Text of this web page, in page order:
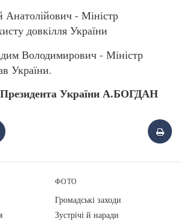
- Міністр
довкілля України
Володимирович - Міністр
України.
України А.БОГДАН
ФОТО
Громадські заходи
Зустрічі й наради